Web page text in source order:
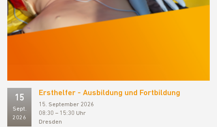
15
Sept.
2026
Ersthelfer - Ausbildung und Fortbildung
15. September 2026
08:30 – 15:30 Uhr
Dresden